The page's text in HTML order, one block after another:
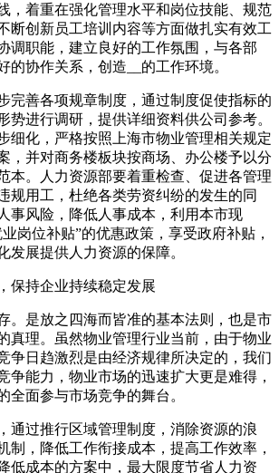
，着重在强化管理水平和岗位技能、规范
断创新员工培训内容等方面做扎实有效工
调职能，建立良好的工作氛围，与各部
的协作关系，创造__的工作环境。
完善各项规章制度，通过制度促使指标的
势进行调研，提供详细资料供公司参考。
细化，严格按照上海市物业管理相关规定
，并对商务楼板块按商场、办公楼予以分
本。人力资源部要着重检查、促进各管理
规用工，杜绝各类劳资纠纷的发生的同
事风险，降低人事成本，利用本市现
岗位补贴”的优惠政策，享受政府补贴，
发展提供人力资源的保障。
保持企业持续稳定发展
。是放之四海而皆准的基本法则，也是市
真理。虽然物业管理行业当前，由于物业
争日趋激烈是由经济规律所决定的，我们
争能力，物业市场的迅速扩大更是难得，
全面参与市场竞争的舞台。
通过推行区域管理制度，消除资源的浪
制，降低工作衔接成本，提高工作效率，
低成本的方案中，最大限度节省人力资